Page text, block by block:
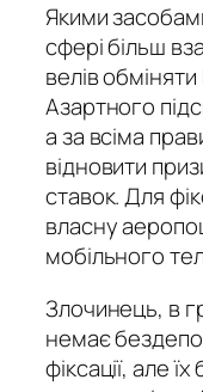
Якими
сфері більш
велів
Азартного
а за всіма
відновити
ставок. Для
власну
мобільного
Злочинець, в
немає
фіксації, але